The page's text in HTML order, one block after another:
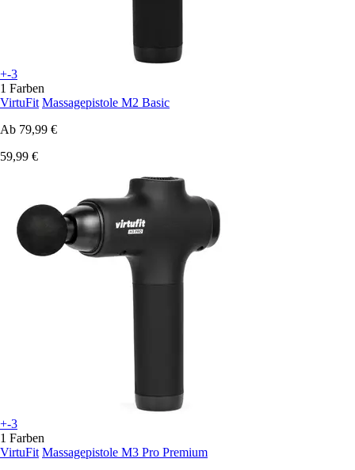
+-3
1 Farben
VirtuFit Massagepistole M2 Basic
Ab 79,99 €
59,99 €
+-3
1 Farben
VirtuFit Massagepistole M3 Pro Premium